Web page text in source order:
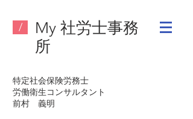
/
My 社労士事務
所
特定社会保険労務士
労働衛生コンサルタント
​前村 義明